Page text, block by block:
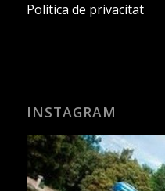
Política de privacitat
INSTAGRAM